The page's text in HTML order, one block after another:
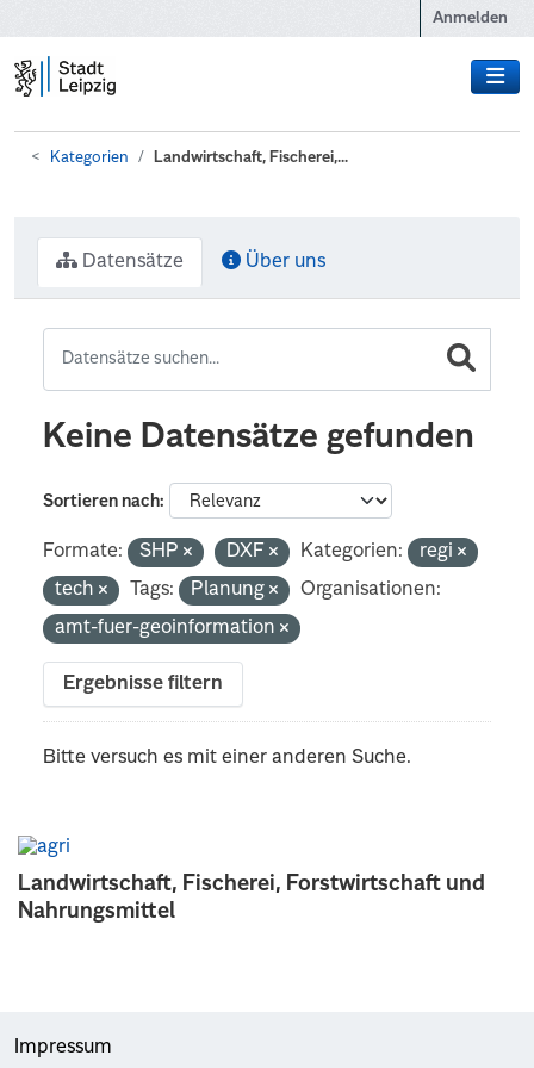
Anmelden
Kategorien Landwirtschaft, Fischerei,...
Landwirtschaft, Fischerei, Forstwirtschaft und
Nahrungsmittel
Datensätze Über uns
Keine Datensätze gefunden
Sortieren nach
Formate: SHP DXF Kategorien:
regi
tech
Tags: Planung
Organisationen:
amt-fuer-geoinformation
Ergebnisse filtern
Bitte versuch es mit einer anderen Suche.
Impressum